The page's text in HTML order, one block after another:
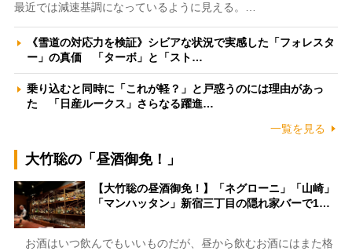
最近では減速基調になっているように見える。…
《雪道の対応力を検証》シビアな状況で実感した「フォレスタ
ー」の真価 「ターボ」と「スト…
乗り込むと同時に「これが軽？」と戸惑うのには理由があっ
た 「日産ルークス」さらなる躍進…
一覧を見る
大竹聡の「昼酒御免！」
【大竹聡の昼酒御免！】「ネグローニ」「山崎」
「マンハッタン」新宿三丁目の隠れ家バーで1…
お酒はいつ飲んでもいいものだが、昼から飲むお酒にはまた格